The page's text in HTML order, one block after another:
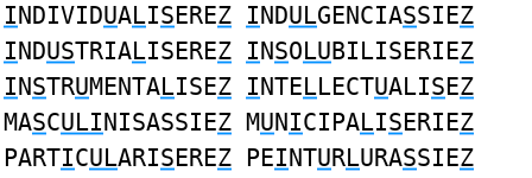
INDIVIDUALISEREZ INDULGENCIASSIEZ
INDUSTRIALISEREZ INSOLUBILISERIEZ
INSTRUMENTALISEZ INTELLECTUALISEZ
MASCULINISASSIEZ MUNICIPALISERIEZ
PARTICULARISEREZ PEINTURLURASSIEZ